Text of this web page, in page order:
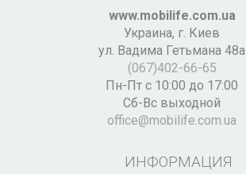
www.mobilife.com.ua
Украина, г. Киев
ул. Вадима Гетьмана 48а
(067)402-66-65
Пн-Пт с 10:00 до 17:00
Сб-Вс выходной
office@mobilife.com.ua
ИНФОРМАЦИЯ